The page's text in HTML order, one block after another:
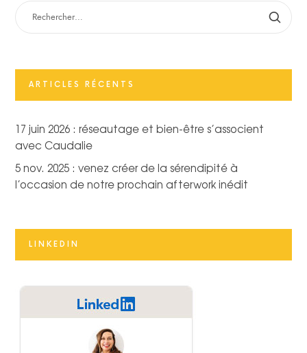
RECHERCHER :
ARTICLES RÉCENTS
17 juin 2026 : réseautage et bien-être s’associent
avec Caudalie
5 nov. 2025 : venez créer de la sérendipité à
l’occasion de notre prochain afterwork inédit
LINKEDIN